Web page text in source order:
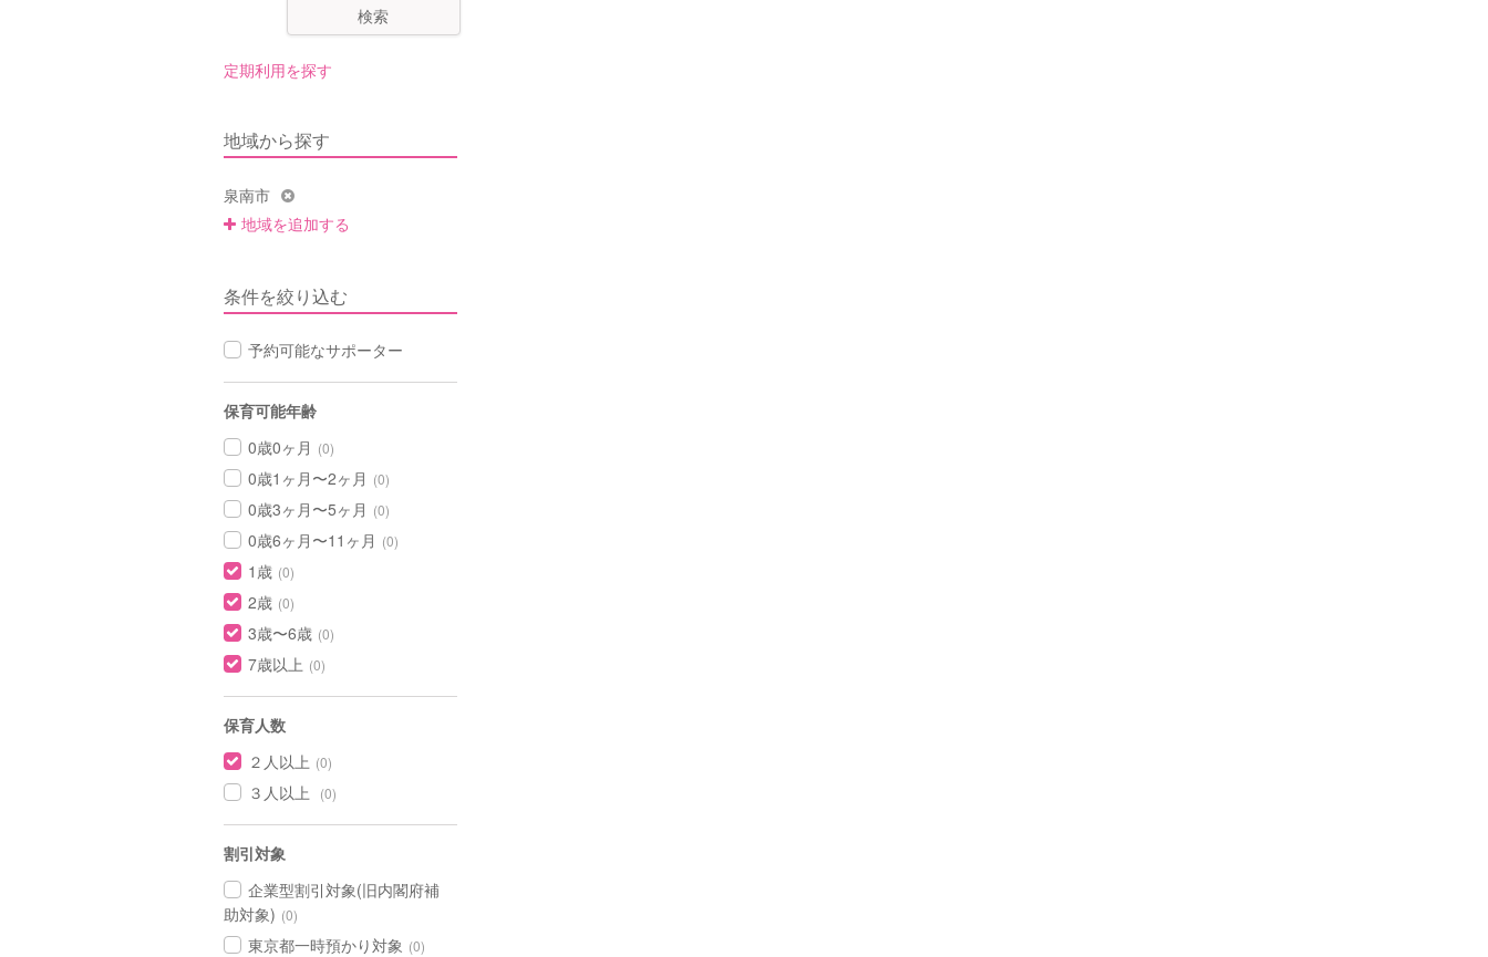
検索
定期利用を探す
地域から探す
泉南市
地域を追加する
条件を絞り込む
予約可能なサポーター
保育可能年齢
0歳0ヶ月 (0)
0歳1ヶ月〜2ヶ月 (0)
0歳3ヶ月〜5ヶ月 (0)
0歳6ヶ月〜11ヶ月 (0)
1歳 (0)
2歳 (0)
3歳〜6歳 (0)
7歳以上 (0)
保育人数
２人以上 (0)
３人以上 (0)
割引対象
企業型割引対象(旧内閣府補
助対象) (0)
東京都一時預かり対象 (0)